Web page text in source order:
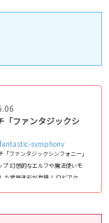
「ファンタジックシ
symphony
「ファンタジックシンフォニー」
幻想的なエルフや魔法使いモ
た武器迷彩が登場！ ロビアク
ラインナップ一覧(アイテムカ